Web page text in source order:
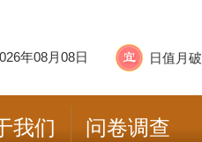
年08月08日 日值月破
我们 问卷调查